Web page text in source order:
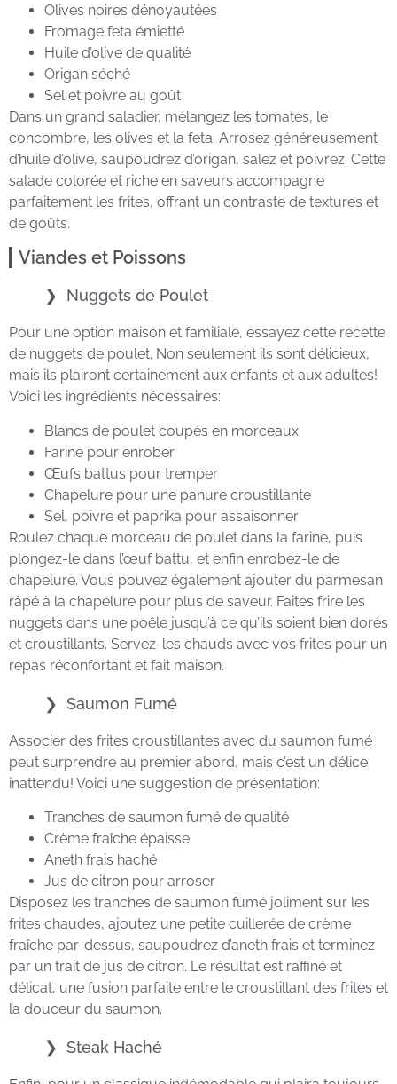
Olives noires dénoyautées
Fromage feta émietté
Huile d’olive de qualité
Origan séché
Sel et poivre au goût
Dans un grand saladier, mélangez les tomates, le
concombre, les olives et la feta. Arrosez généreusement
d’huile d’olive, saupoudrez d’origan, salez et poivrez. Cette
salade colorée et riche en saveurs accompagne
parfaitement les frites, offrant un contraste de textures et
de goûts.
Viandes et Poissons
Nuggets de Poulet
Pour une option maison et familiale, essayez cette recette
de nuggets de poulet. Non seulement ils sont délicieux,
mais ils plairont certainement aux enfants et aux adultes!
Voici les ingrédients nécessaires:
Blancs de poulet coupés en morceaux
Farine pour enrober
Œufs battus pour tremper
Chapelure pour une panure croustillante
Sel, poivre et paprika pour assaisonner
Roulez chaque morceau de poulet dans la farine, puis
plongez-le dans l’œuf battu, et enfin enrobez-le de
chapelure. Vous pouvez également ajouter du parmesan
râpé à la chapelure pour plus de saveur. Faites frire les
nuggets dans une poêle jusqu’à ce qu’ils soient bien dorés
et croustillants. Servez-les chauds avec vos frites pour un
repas réconfortant et fait maison.
Saumon Fumé
Associer des frites croustillantes avec du saumon fumé
peut surprendre au premier abord, mais c’est un délice
inattendu! Voici une suggestion de présentation:
Tranches de saumon fumé de qualité
Crème fraîche épaisse
Aneth frais haché
Jus de citron pour arroser
Disposez les tranches de saumon fumé joliment sur les
frites chaudes, ajoutez une petite cuillerée de crème
fraîche par-dessus, saupoudrez d’aneth frais et terminez
par un trait de jus de citron. Le résultat est raffiné et
délicat, une fusion parfaite entre le croustillant des frites et
la douceur du saumon.
Steak Haché